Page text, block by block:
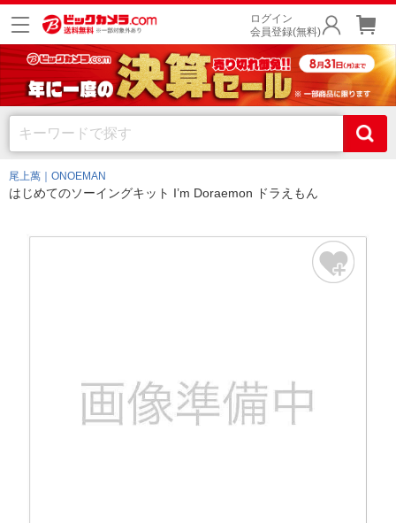
ログイン
会員登録(無料)
尾上萬｜ONOEMAN
はじめてのソーイングキット I’m Doraemon ドラえもん